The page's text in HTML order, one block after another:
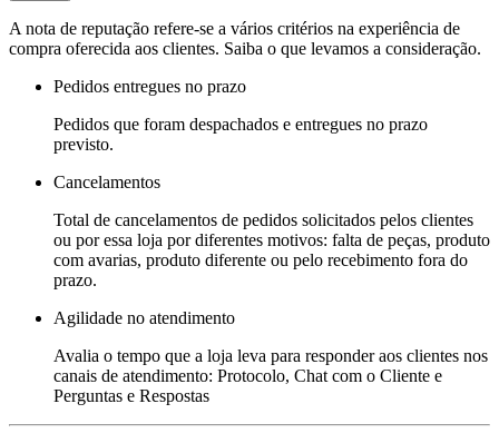
A nota de reputação refere-se a vários critérios na experiência de
compra oferecida aos clientes. Saiba o que levamos a consideração.
Pedidos entregues no prazo
Pedidos que foram despachados e entregues no prazo
previsto.
Cancelamentos
Total de cancelamentos de pedidos solicitados pelos clientes
ou por essa loja por diferentes motivos: falta de peças, produto
com avarias, produto diferente ou pelo recebimento fora do
prazo.
Agilidade no atendimento
Avalia o tempo que a loja leva para responder aos clientes nos
canais de atendimento: Protocolo, Chat com o Cliente e
Perguntas e Respostas